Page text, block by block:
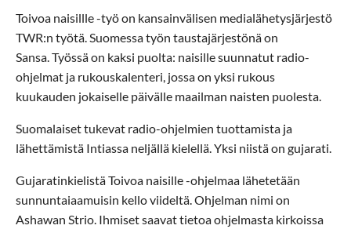
Toivoa naisillle -työ on kansainvälisen medialähetysjärjestö
TWR:n työtä. Suomessa työn taustajärjestönä on
Sansa. Työssä on kaksi puolta: naisille suunnatut radio-
ohjelmat ja rukouskalenteri, jossa on yksi rukous
kuukauden jokaiselle päivälle maailman naisten puolesta.
Suomalaiset tukevat radio-ohjelmien tuottamista ja
lähettämistä Intiassa neljällä kielellä. Yksi niistä on gujarati.
Gujaratinkielistä Toivoa naisille -ohjelmaa lähetetään
sunnuntaiaamuisin kello viideltä. Ohjelman nimi on
Ashawan Strio. Ihmiset saavat tietoa ohjelmasta kirkoissa